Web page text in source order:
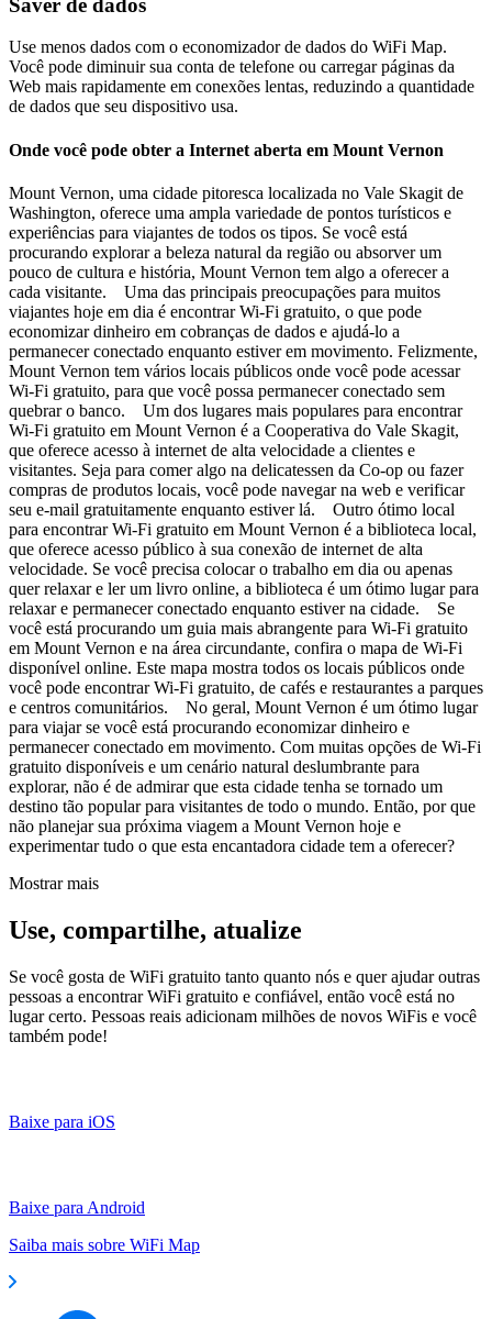
Saver de dados
Use menos dados com o economizador de dados do WiFi Map.
Você pode diminuir sua conta de telefone ou carregar páginas da
Web mais rapidamente em conexões lentas, reduzindo a quantidade
de dados que seu dispositivo usa.
Onde você pode obter a Internet aberta em Mount Vernon
Mount Vernon, uma cidade pitoresca localizada no Vale Skagit de
Washington, oferece uma ampla variedade de pontos turísticos e
experiências para viajantes de todos os tipos. Se você está
procurando explorar a beleza natural da região ou absorver um
pouco de cultura e história, Mount Vernon tem algo a oferecer a
cada visitante. Uma das principais preocupações para muitos
viajantes hoje em dia é encontrar Wi-Fi gratuito, o que pode
economizar dinheiro em cobranças de dados e ajudá-lo a
permanecer conectado enquanto estiver em movimento. Felizmente,
Mount Vernon tem vários locais públicos onde você pode acessar
Wi-Fi gratuito, para que você possa permanecer conectado sem
quebrar o banco. Um dos lugares mais populares para encontrar
Wi-Fi gratuito em Mount Vernon é a Cooperativa do Vale Skagit,
que oferece acesso à internet de alta velocidade a clientes e
visitantes. Seja para comer algo na delicatessen da Co-op ou fazer
compras de produtos locais, você pode navegar na web e verificar
seu e-mail gratuitamente enquanto estiver lá. Outro ótimo local
para encontrar Wi-Fi gratuito em Mount Vernon é a biblioteca local,
que oferece acesso público à sua conexão de internet de alta
velocidade. Se você precisa colocar o trabalho em dia ou apenas
quer relaxar e ler um livro online, a biblioteca é um ótimo lugar para
relaxar e permanecer conectado enquanto estiver na cidade. Se
você está procurando um guia mais abrangente para Wi-Fi gratuito
em Mount Vernon e na área circundante, confira o mapa de Wi-Fi
disponível online. Este mapa mostra todos os locais públicos onde
você pode encontrar Wi-Fi gratuito, de cafés e restaurantes a parques
e centros comunitários. No geral, Mount Vernon é um ótimo lugar
para viajar se você está procurando economizar dinheiro e
permanecer conectado em movimento. Com muitas opções de Wi-Fi
gratuito disponíveis e um cenário natural deslumbrante para
explorar, não é de admirar que esta cidade tenha se tornado um
destino tão popular para visitantes de todo o mundo. Então, por que
não planejar sua próxima viagem a Mount Vernon hoje e
experimentar tudo o que esta encantadora cidade tem a oferecer?
Mostrar mais
Use, compartilhe, atualize
Se você gosta de WiFi gratuito tanto quanto nós e quer ajudar outras
pessoas a encontrar WiFi gratuito e confiável, então você está no
lugar certo. Pessoas reais adicionam milhões de novos WiFis e você
também pode!
Baixe para iOS
Baixe para Android
Saiba mais sobre WiFi Map